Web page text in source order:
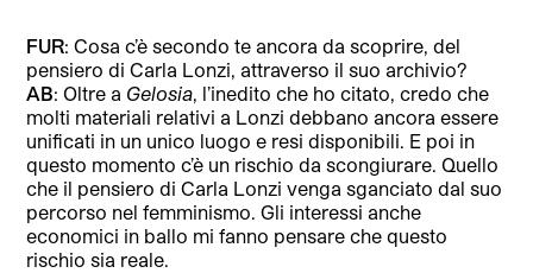
FUR: Cosa c’è secondo te ancora da scoprire, del
pensiero di Carla Lonzi, attraverso il suo archivio?
AB: Oltre a Gelosia, l’inedito che ho citato, credo che
molti materiali relativi a Lonzi debbano ancora essere
unificati in un unico luogo e resi disponibili. E poi in
questo momento c’è un rischio da scongiurare. Quello
che il pensiero di Carla Lonzi venga sganciato dal suo
percorso nel femminismo. Gli interessi anche
economici in ballo mi fanno pensare che questo
rischio sia reale.